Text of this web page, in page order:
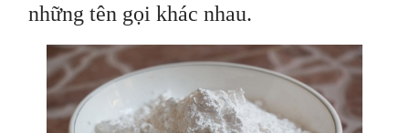
những tên gọi khác nhau.